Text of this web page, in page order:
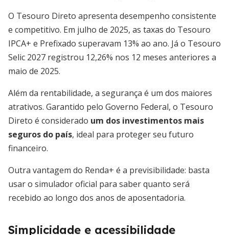
O Tesouro Direto apresenta desempenho consistente
e competitivo. Em julho de 2025, as taxas do Tesouro
IPCA+ e Prefixado superavam 13% ao ano. Já o Tesouro
Selic 2027 registrou 12,26% nos 12 meses anteriores a
maio de 2025.
Além da rentabilidade, a segurança é um dos maiores
atrativos. Garantido pelo Governo Federal, o Tesouro
Direto é considerado um dos investimentos mais
seguros do país, ideal para proteger seu futuro
financeiro.
Outra vantagem do Renda+ é a previsibilidade: basta
usar o simulador oficial para saber quanto será
recebido ao longo dos anos de aposentadoria.
Simplicidade e acessibilidade